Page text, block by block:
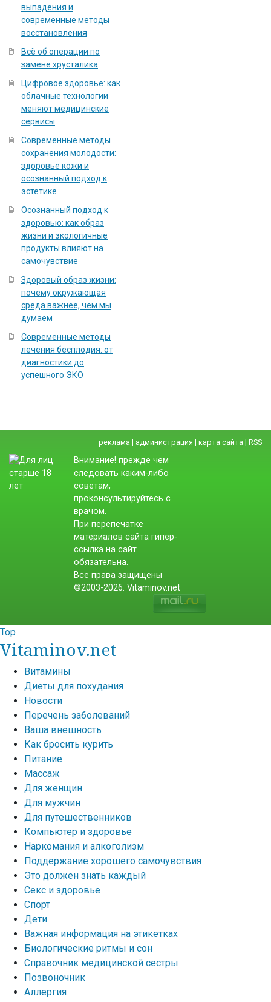
выпадения и
современные методы
восстановления
Всё об операции по
замене хрусталика
Цифровое здоровье: как
облачные технологии
меняют медицинские
сервисы
Современные методы
сохранения молодости:
здоровье кожи и
осознанный подход к
эстетике
Осознанный подход к
здоровью: как образ
жизни и экологичные
продукты влияют на
самочувствие
Здоровый образ жизни:
почему окружающая
среда важнее, чем мы
думаем
Современные методы
лечения бесплодия: от
диагностики до
успешного ЭКО
реклама | администрация | карта сайта | RSS
Внимание! прежде чем
следовать каким-либо
советам,
проконсультируйтесь с
врачом.
При перепечатке
материалов сайта гипер-
ссылка на сайт
обязательна.
Все права защищены
©2003-2026. Vitaminov.net
Top
Vitaminov.net
Витамины
Диеты для похудания
Новости
Перечень заболеваний
Ваша внешность
Как бросить курить
Питание
Массаж
Для женщин
Для мужчин
Для путешественников
Компьютер и здоровье
Наркомания и алкоголизм
Поддержание хорошего самочувствия
Это должен знать каждый
Секс и здоровье
Спорт
Дети
Важная информация на этикетках
Биологические ритмы и сон
Справочник медицинской сестры
Позвоночник
Аллергия